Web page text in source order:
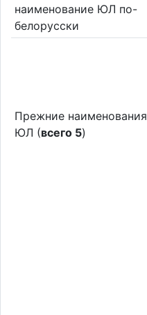
наименование ЮЛ по-
белорусски
Прежние наименования
ЮЛ (всего 5)